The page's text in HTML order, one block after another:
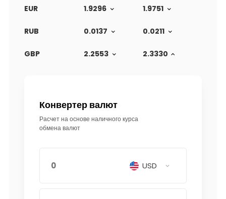
Связь с банком
F.A.Q
EUR 1.9296 1.9751
RUB 0.0137 0.0211
GBP 2.2553 2.3330
Конвертер валют
Расчет на основе наличного курса
обмена валют
USD